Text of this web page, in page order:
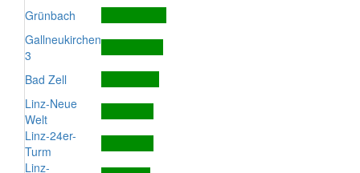
Grünbach
Gallneukirchen
3
Bad Zell
Linz-Neue
Welt
Linz-24er-
Turm
Linz-